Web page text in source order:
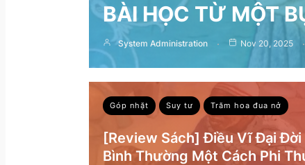
BÀI HỌC TỪ MỘT
System Administration Nov 20, 2025
Góp nhặt Suy tư Trăm hoa đua nở
[Review Sách] Điều Vĩ Đại
Bình Thường Một Cách Phi